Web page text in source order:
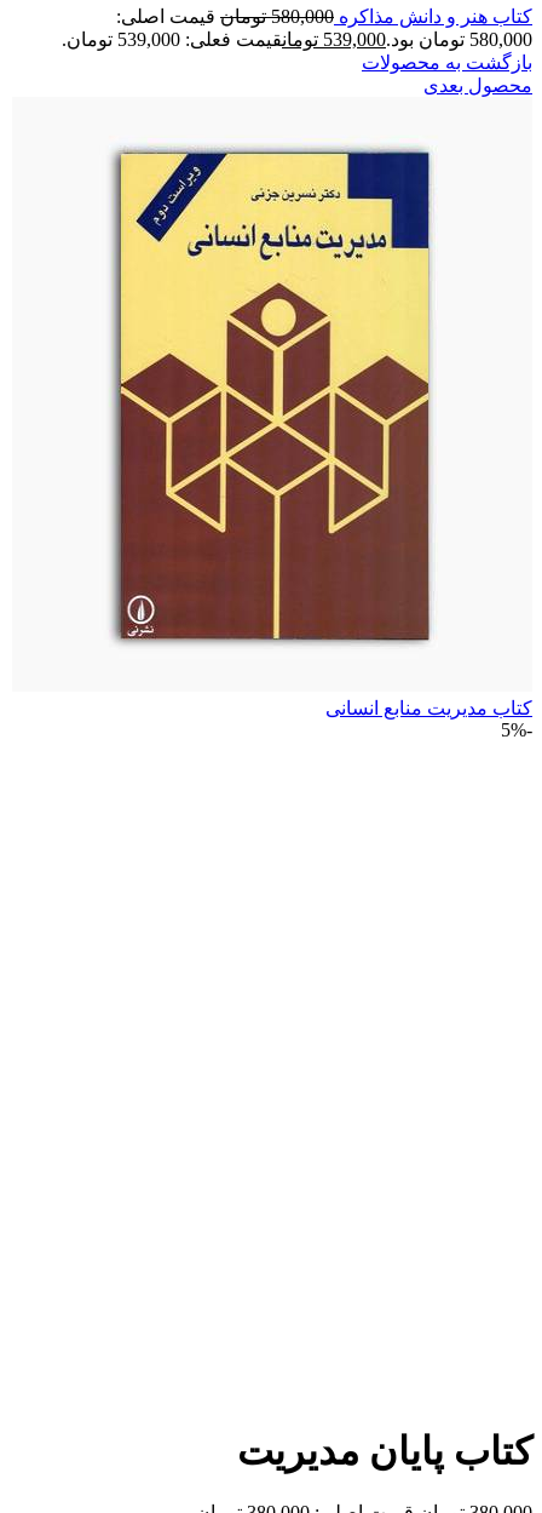
کتاب هنر و دانش مذاکره 580,000 تومان قیمت اصلی:
580,000 تومان بود.
539,000 تومانقیمت فعلی: 539,000 تومان.
بازگشت به محصولات
محصول بعدی
کتاب مدیریت منابع انسانی
-5%
کتاب پایان مدیریت